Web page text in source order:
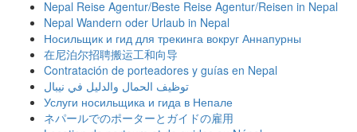
Nepal Reise Agentur/Beste Reise Agentur/Reisen in Nepal
Nepal Wandern oder Urlaub in Nepal
Носильщик и гид для трекинга вокруг Аннапурны
在尼泊尔招聘搬运工和向导
Contratación de porteadores y guías en Nepal
توظيف الحمال والدليل في نيبال
Услуги носильщика и гида в Непале
ネパールでのポーターとガイドの雇用